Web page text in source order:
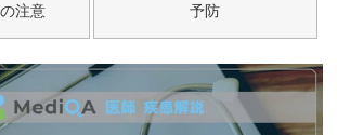
注意 予防